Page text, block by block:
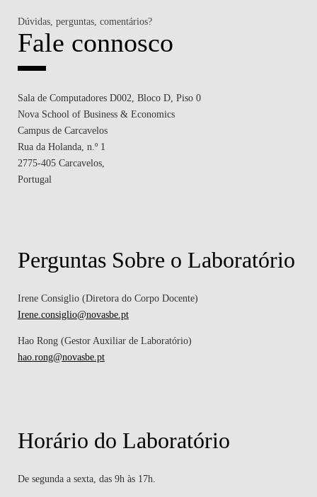
Dúvidas, perguntas, comentários?
Fale connosco
Sala de Computadores D002, Bloco D, Piso 0
Nova School of Business & Economics
Campus de Carcavelos
Rua da Holanda, n.º 1
2775-405 Carcavelos,
Portugal
Perguntas Sobre o Laboratório
Irene Consiglio (Diretora do Corpo Docente)
Irene.consiglio@novasbe.pt
Hao Rong (Gestor Auxiliar de Laboratório)
hao.rong@novasbe.pt
Horário do Laboratório
De segunda a sexta, das 9h às 17h.